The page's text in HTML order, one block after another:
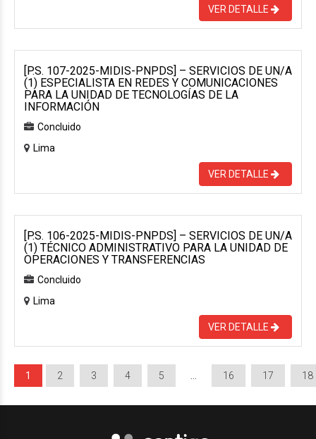
VER DETALLE
[P.S. 107-2025-MIDIS-PNPDS] – SERVICIOS DE UN/A
(1) ESPECIALISTA EN REDES Y COMUNICACIONES
PARA LA UNIDAD DE TECNOLOGÍAS DE LA
INFORMACIÓN
Concluido
Lima
VER DETALLE
[P.S. 106-2025-MIDIS-PNPDS] – SERVICIOS DE UN/A
(1) TÉCNICO ADMINISTRATIVO PARA LA UNIDAD DE
OPERACIONES Y TRANSFERENCIAS
Concluido
Lima
VER DETALLE
1 2 3 4 5 16 17 18